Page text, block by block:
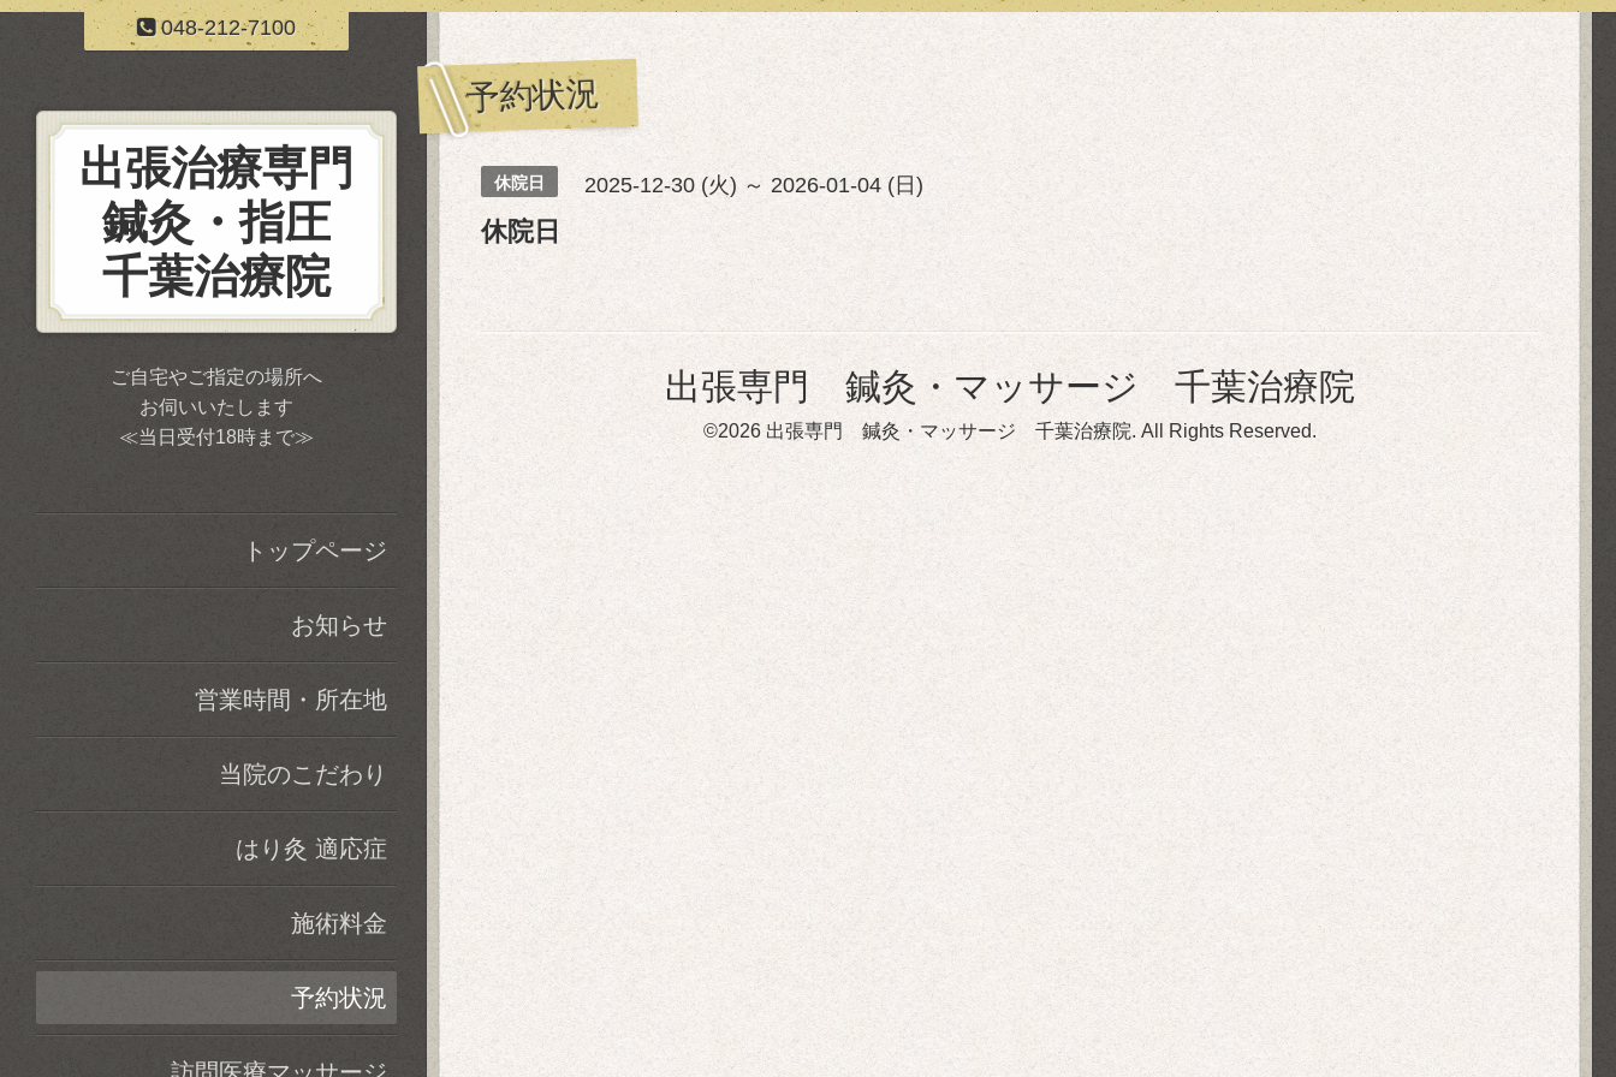
048-212-7100
予約状況
休院日 2025-12-30 (火) ～ 2026-01-04 (日)
休院日
出張専門 鍼灸・マッサージ 千葉治療院
©2026 出張専門 鍼灸・マッサージ 千葉治療院. All Rights Reserved.
出張治療専門
鍼灸・指圧
千葉治療院
ご自宅やご指定の場所へ
お伺いいたします
≪当日受付18時まで≫
トップページ
お知らせ
営業時間・所在地
当院のこだわり
はり灸 適応症
施術料金
予約状況